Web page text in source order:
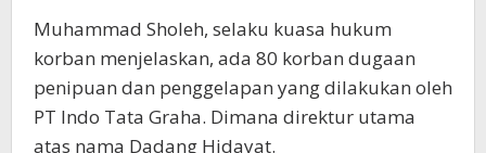
Muhammad Sholeh, selaku kuasa hukum
korban menjelaskan, ada 80 korban dugaan
penipuan dan penggelapan yang dilakukan oleh
PT Indo Tata Graha. Dimana direktur utama
atas nama Dadang Hidayat.